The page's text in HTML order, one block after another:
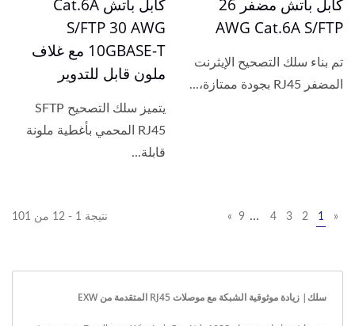
كابل باتش مضفر 26
AWG Cat.6A S/FTP
تم بناء سلك التصحيح الإيثرنت
المضفر RJ45 بجودة ممتازة،...
كابل باتش Cat.6A
S/FTP 30 AWG
10GBASE-T مع غلاف
ملون قابل للتدوير
يتميز سلك التصحيح SFTP
RJ45 المحمي بأغطية ملونة
قابلة...
نتيجة 1 - 12 من 101 «
1
2
3
4
…
9
»
سلك| زيادة موثوقية الشبكة مع موصلات RJ45 المتقدمة من EXW